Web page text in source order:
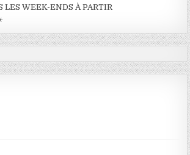
LES WEEK-ENDS À PARTIR